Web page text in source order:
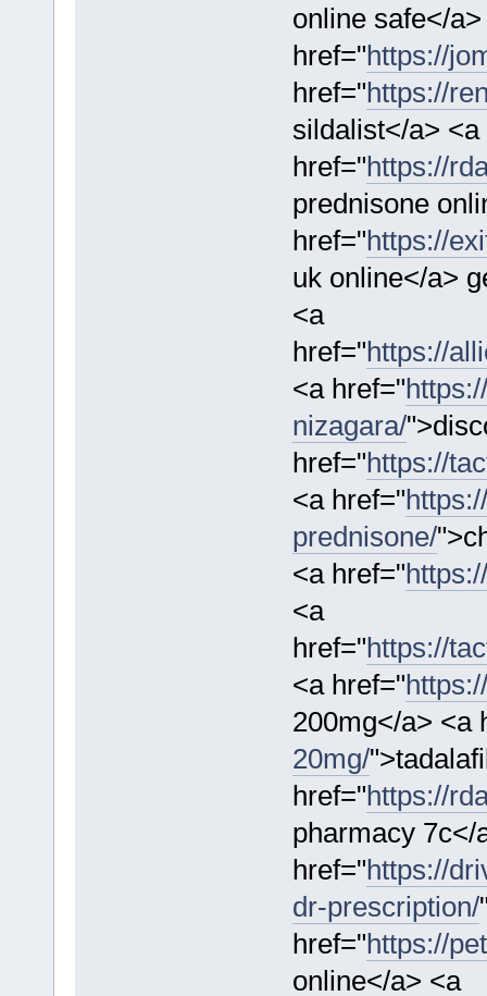
online safe</
href="https://
href="https://
sildalist</a> <a
href="https://
prednisone
href="https://
uk online</a>
<a
href="https://
<a href="
nizagara/
href="https://
<a href="
prednisone/
<a href="
<a
href="https://
<a href="
200mg</a> <a
20mg/
href="https://
pharmacy 7c</
href="https://
dr-prescription/
href="https://
online</a> <a